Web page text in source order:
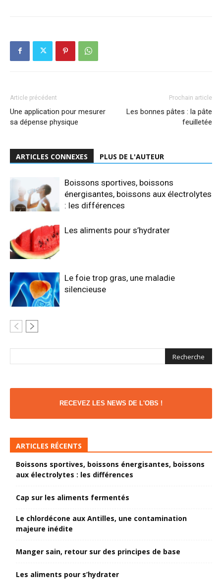
Article précédent
Une application pour mesurer
sa dépense physique
Prochain article
Les bonnes pâtes : la pâte
feuilletée
ARTICLES CONNEXES PLUS DE L'AUTEUR
Boissons sportives, boissons
énergisantes, boissons aux électrolytes
: les différences
Les aliments pour s’hydrater
Le foie trop gras, une maladie
silencieuse
RECEVEZ LES NEWS DE L'OBS !
ARTICLES RÉCENTS
Boissons sportives, boissons énergisantes, boissons
aux électrolytes : les différences
Cap sur les aliments fermentés
Le chlordécone aux Antilles, une contamination
majeure inédite
Manger sain, retour sur des principes de base
Les aliments pour s’hydrater